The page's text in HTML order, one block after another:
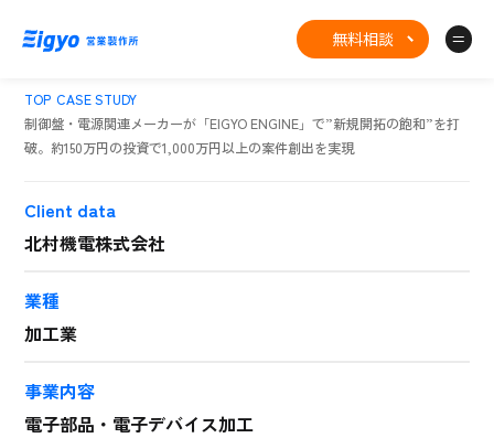
無料相談
TOP CASE STUDY
制御盤・電源関連メーカーが「EIGYO ENGINE」で”新規開拓の飽和”を打
破。約150万円の投資で1,000万円以上の案件創出を実現
Client data
北村機電株式会社
業種
加工業
事業内容
電子部品・電子デバイス加工